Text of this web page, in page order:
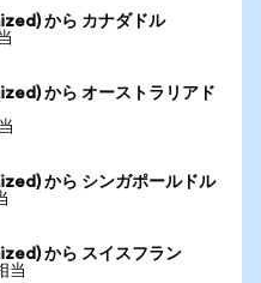
から カナダドル
から オーストラリアド
から シンガポールドル
から スイスフラン
当